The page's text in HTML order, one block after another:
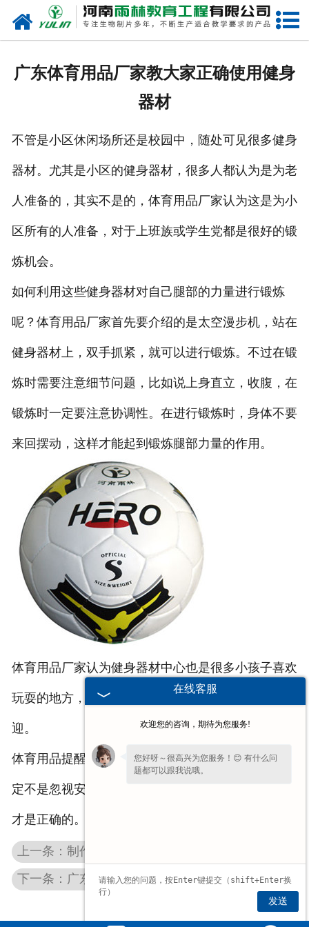
网站首页
联系我们
广东体育用品厂家教大家正确使用健身
器材
不管是小区休闲场所还是校园中，随处可见很多健身
器材。尤其是小区的健身器材，很多人都认为是为老
人准备的，其实不是的，体育用品厂家认为这是为小
区所有的人准备，对于上班族或学生党都是很好的锻
炼机会。
如何利用这些健身器材对自己腿部的力量进行锻炼
呢？体育用品厂家首先要介绍的是太空漫步机，站在
健身器材上，双手抓紧，就可以进行锻炼。不过在锻
炼时需要注意细节问题，比如说上身直立，收腹，在
锻炼时一定要注意协调性。在进行锻炼时，身体不要
来回摆动，这样才能起到锻炼腿部力量的作用。
体育用品厂家认为健身器材中心也是很多小孩子喜欢
玩耍的地方，比如说跷跷板，非常受到小朋友的欢
迎。
体育用品提醒大家，在使用健身器材锻炼身体时，一
定不是忽视安全性，在******安全的前提下锻炼身体
才是正确的。
上一条：制作动物广东生物切片会使用哪些药品
下一条：广东篮球厂家分享关于广东篮球的知识
在线客服
欢迎您的咨询，期待为您服务!
您好呀～很高兴为您服务！😊 有什么问
题都可以跟我说哦。
发送